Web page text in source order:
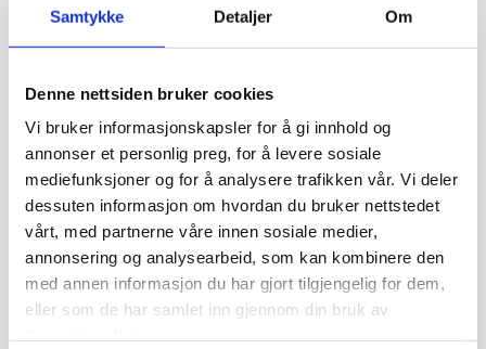
Samtykke Detaljer Om
Denne nettsiden bruker cookies
Vi bruker informasjonskapsler for å gi innhold og
annonser et personlig preg, for å levere sosiale
mediefunksjoner og for å analysere trafikken vår. Vi deler
dessuten informasjon om hvordan du bruker nettstedet
vårt, med partnerne våre innen sosiale medier,
annonsering og analysearbeid, som kan kombinere den
med annen informasjon du har gjort tilgjengelig for dem,
eller som de har samlet inn gjennom din bruk av
hjem og offentlige rom.
Maskintepper er enkle å vedlikeholde. Regelmessig
støvsuging fjerner støv og smuss, og skånsom vask med
mildt rengjøringsmiddel kan brukes ved behov. Syntetiske
tepper tåler flekker og falming, men bør skjermes mot
langvarig sollys. For jevn slitasje og lengre levetid bør
tepper i høy trafikk roteres jevnlig.
Relaterte produkter